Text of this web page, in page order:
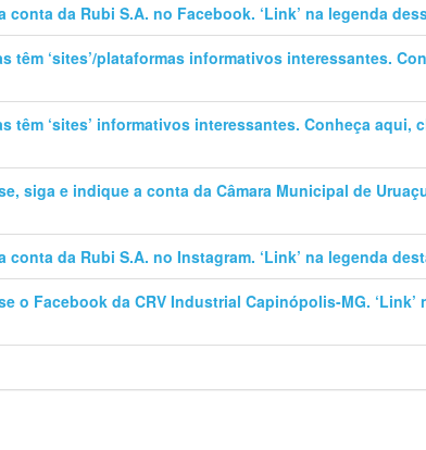
conta da Rubi S.A. no Facebook. ‘Link’ na legenda
têm ‘sites’/plataformas informativos interessantes.
têm ‘sites’ informativos interessantes. Conheça aqui,
siga e indique a conta da Câmara Municipal de
conta da Rubi S.A. no Instagram. ‘Link’ na legenda
o Facebook da CRV Industrial Capinópolis-MG. ‘Link’